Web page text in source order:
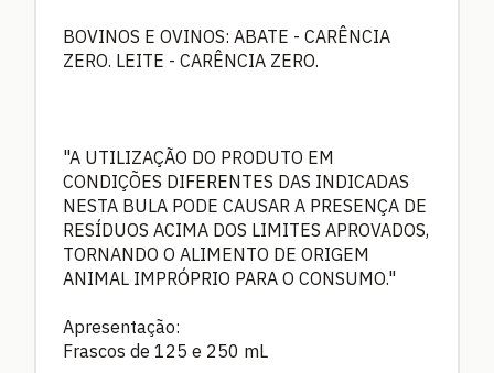
BOVINOS E OVINOS: ABATE - CARÊNCIA
ZERO. LEITE - CARÊNCIA ZERO.
"A UTILIZAÇÃO DO PRODUTO EM
CONDIÇÕES DIFERENTES DAS INDICADAS
NESTA BULA PODE CAUSAR A PRESENÇA DE
RESÍDUOS ACIMA DOS LIMITES APROVADOS,
TORNANDO O ALIMENTO DE ORIGEM
ANIMAL IMPRÓPRIO PARA O CONSUMO."
Apresentação:
Frascos de 125 e 250 mL